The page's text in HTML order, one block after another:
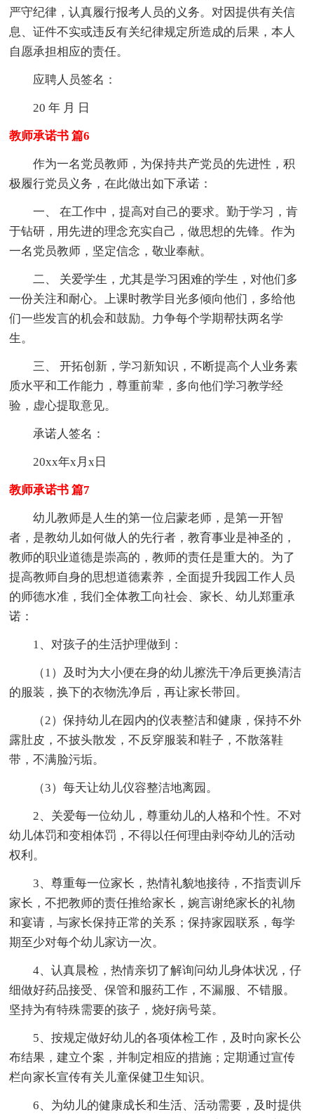
严守纪律，认真履行报考人员的义务。对因提供有关信
息、证件不实或违反有关纪律规定所造成的后果，本人
自愿承担相应的责任。
应聘人员签名：
20 年 月 日
教师承诺书 篇6
作为一名党员教师，为保持共产党员的先进性，积
极履行党员义务，在此做出如下承诺：
一、 在工作中，提高对自己的要求。勤于学习，肯
于钻研，用先进的理念充实自己，做思想的先锋。作为
一名党员教师，坚定信念，敬业奉献。
二、 关爱学生，尤其是学习困难的学生，对他们多
一份关注和耐心。上课时教学目光多倾向他们，多给他
们一些发言的机会和鼓励。力争每个学期帮扶两名学
生。
三、 开拓创新，学习新知识，不断提高个人业务素
质水平和工作能力，尊重前辈，多向他们学习教学经
验，虚心提取意见。
承诺人签名：
20xx年x月x日
教师承诺书 篇7
幼儿教师是人生的第一位启蒙老师，是第一开智
者，是教幼儿如何做人的先行者，教育事业是神圣的，
教师的职业道德是崇高的，教师的责任是重大的。为了
提高教师自身的思想道德素养，全面提升我园工作人员
的师德水准，我们全体教工向社会、家长、幼儿郑重承
诺：
1、对孩子的生活护理做到：
（1）及时为大小便在身的幼儿擦洗干净后更换清洁
的服装，换下的衣物洗净后，再让家长带回。
（2）保持幼儿在园内的仪表整洁和健康，保持不外
露肚皮，不披头散发，不反穿服装和鞋子，不散落鞋
带，不满脸污垢。
（3）每天让幼儿仪容整洁地离园。
2、关爱每一位幼儿，尊重幼儿的人格和个性。不对
幼儿体罚和变相体罚，不得以任何理由剥夺幼儿的活动
权利。
3、尊重每一位家长，热情礼貌地接待，不指责训斥
家长，不把教师的责任推给家长，婉言谢绝家长的礼物
和宴请，与家长保持正常的关系；保持家园联系，每学
期至少对每个幼儿家访一次。
4、认真晨检，热情亲切了解询问幼儿身体状况，仔
细做好药品接受、保管和服药工作，不漏服、不错服。
坚持为有特殊需要的孩子，烧好病号菜。
5、按规定做好幼儿的各项体检工作，及时向家长公
布结果，建立个案，并制定相应的措施；定期通过宣传
栏向家长宣传有关儿童保健卫生知识。
6、为幼儿的健康成长和生活、活动需要，及时提供